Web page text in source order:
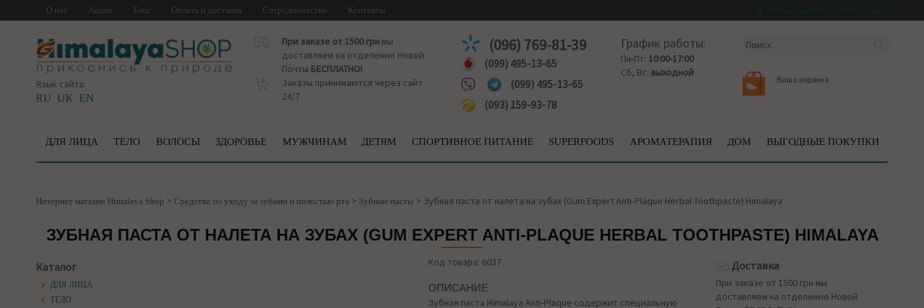
О нас Акции Блог Оплата и доставка Сотрудничество Контакты
Язык сайта:
RU UK EN
При заказе от 1500 грнмы
доставляем на отделение Новой
Почты БЕСПЛАТНО!
Заказы принимаются через сайт
24/7
(096) 769-81-39
(099) 495-13-65
(099) 495-13-65
(093) 159-93-78
График работы:
Пн-Пт: 10:00-17:00
Сб, Вс: выходной
Ваша корзина
ДЛЯ ЛИЦА ТЕЛО ВОЛОСЫ ЗДОРОВЬЕ МУЖЧИНАМ ДЕТЯМ СПОРТИВНОЕ ПИТАНИЕ SUPERFOODS АРОМАТЕРАПИЯ ДОМ ВЫГОДНЫЕ ПОКУПКИ
Интернет магазин Himalaya Shop > Средства по уходу за зубами и полостью рта > Зубные пасты > Зубная паста от налета на зубах (Gum Expert Anti-Plaque Herbal Toothpaste) Himalaya
ЗУБНАЯ ПАСТА ОТ НАЛЕТА НА ЗУБАХ (GUM EXPERT ANTI-PLAQUE HERBAL TOOTHPASTE) HIMALAYA
Каталог
ДЛЯ ЛИЦА
ТЕЛО
Код товара: 6037
ОПИСАНИЕ
Зубная паста Himalaya Anti-Plaque содержит специальную
Доставка
При заказе от 1500 грн мы
доставляем на отделение Новой